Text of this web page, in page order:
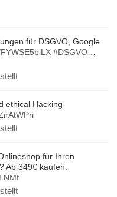
für DSGVO, Google
#DSGVO…
ethical Hacking-
für Ihren
Ab 349€ kaufen.